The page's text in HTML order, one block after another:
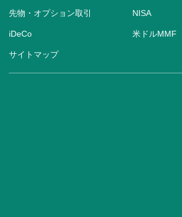
先物・オプション取引 NISA
iDeCo 米ドルMMF
サイトマップ